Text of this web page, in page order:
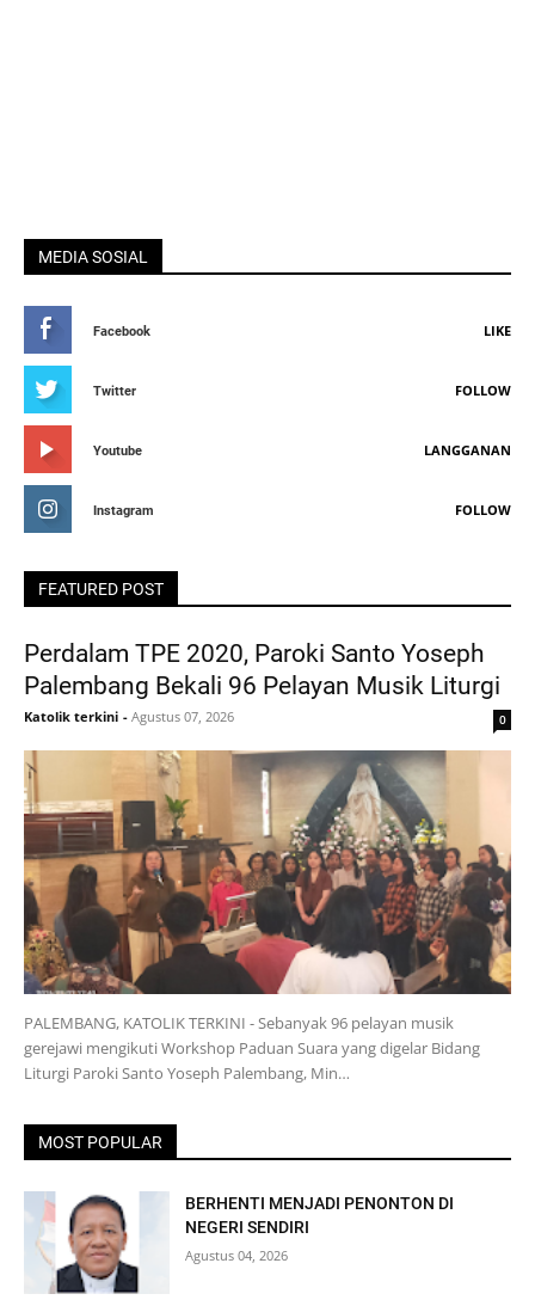
MEDIA SOSIAL
Facebook LIKE
Twitter FOLLOW
Youtube LANGGANAN
Instagram FOLLOW
FEATURED POST
Perdalam TPE 2020, Paroki Santo Yoseph
Palembang Bekali 96 Pelayan Musik Liturgi
Katolik terkini - Agustus 07, 2026 0
PALEMBANG, KATOLIK TERKINI - Sebanyak 96 pelayan musik
gerejawi mengikuti Workshop Paduan Suara yang digelar Bidang
Liturgi Paroki Santo Yoseph Palembang, Min…
MOST POPULAR
BERHENTI MENJADI PENONTON DI
NEGERI SENDIRI
Agustus 04, 2026